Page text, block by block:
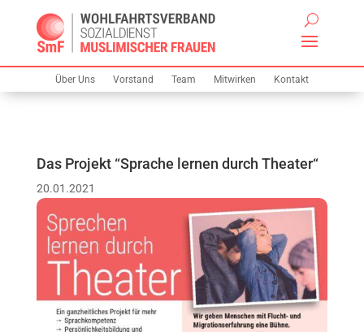
Über Uns Vorstand Team Mitwirken Kontakt
Das Projekt “Sprache lernen durch Theater“
20.01.2021